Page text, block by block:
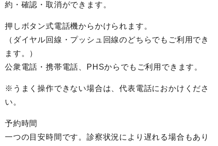
約・確認・取消ができます。
押しボタン式電話機からかけられます。
（ダイヤル回線・プッシュ回線のどちらでもご利用でき
ます。）
公衆電話・携帯電話、PHSからでもご利用できます。
※うまく操作できない場合は、代表電話におかけくださ
い。
予約時間
一つの目安時間です。診察状況により遅れる場合もあり